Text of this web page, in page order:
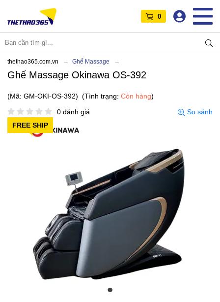
0
thethao365.com.vn Ghế Massage
Ghế Massage Okinawa OS-392
(Mã: GM-OKI-OS-392) (Tình trạng: Còn hàng)
0 đánh giá
So sánh
FREE SHIP